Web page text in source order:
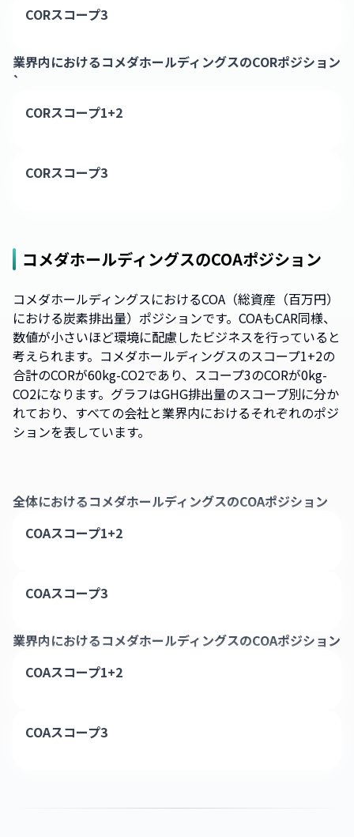
CORスコープ3
業界内におけるコメダホールディングスのCORポジション
`
CORスコープ1+2
CORスコープ3
コメダホールディングスのCOAポジション
コメダホールディングスにおけるCOA（総資産（百万円）
における炭素排出量）ポジションです。COAもCAR同様、
数値が小さいほど環境に配慮したビジネスを行っていると
考えられます。コメダホールディングスのスコープ1+2の
合計のCORが60kg-CO2であり、スコープ3のCORが0kg-
CO2になります。グラフはGHG排出量のスコープ別に分か
れており、すべての会社と業界内におけるそれぞれのポジ
ションを表しています。
全体におけるコメダホールディングスのCOAポジション
COAスコープ1+2
COAスコープ3
業界内におけるコメダホールディングスのCOAポジション
COAスコープ1+2
COAスコープ3